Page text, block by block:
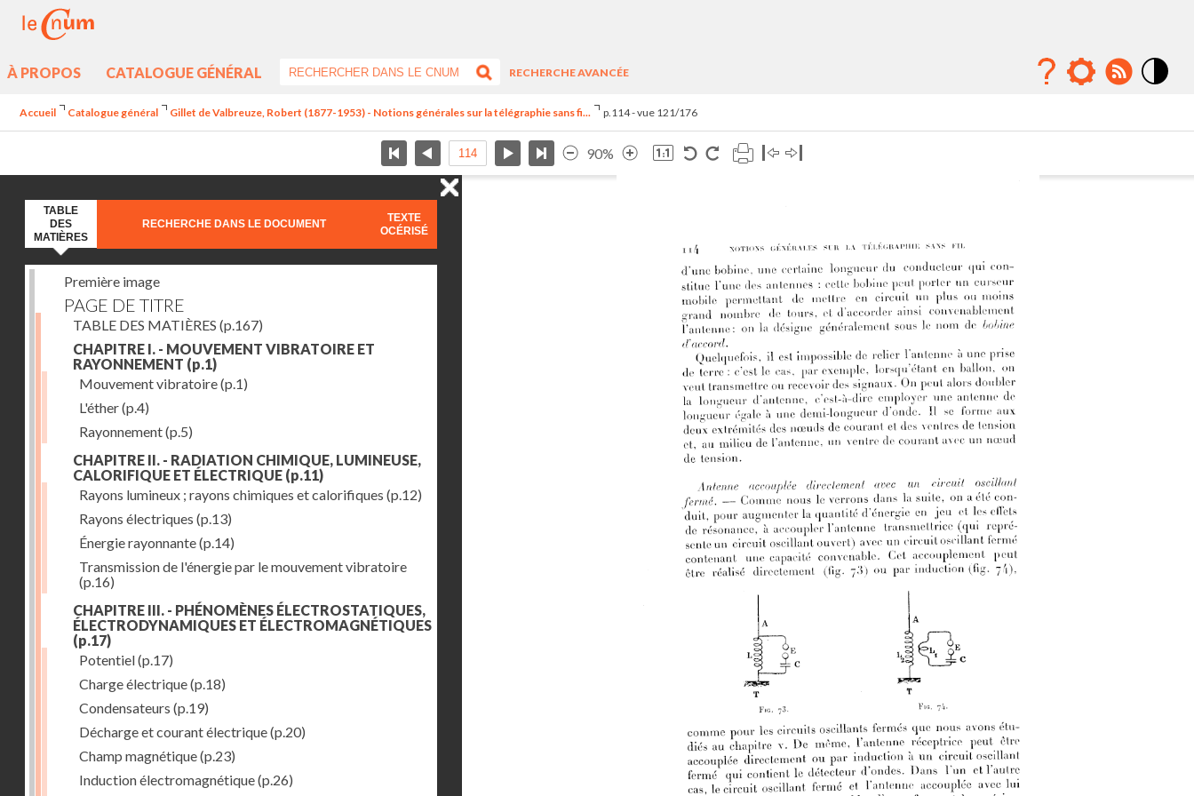
À PROPOS CATALOGUE GÉNÉRAL
RECHERCHE AVANCÉE
Accueil Catalogue général Gillet de Valbreuze, Robert (1877-1953) - Notions générales sur la télégraphie sans fi... p.114 - vue 121/176
90%
TABLE
DES
MATIÈRES
RECHERCHE DANS LE DOCUMENT
TEXTE
OCÉRISÉ
Première image
PAGE DE TITRE
TABLE DES MATIÈRES (p.167)
CHAPITRE I. - MOUVEMENT VIBRATOIRE ET
RAYONNEMENT (p.1)
Mouvement vibratoire(p.1)
L'éther(p.4)
Rayonnement(p.5)
CHAPITRE II. - RADIATION CHIMIQUE, LUMINEUSE,
CALORIFIQUE ET ÉLECTRIQUE (p.11)
Rayons lumineux ; rayons chimiques et calorifiques (p.12)
Rayons électriques (p.13)
Énergie rayonnante(p.14)
Transmission de l'énergie par le mouvement vibratoire
(p.16)
CHAPITRE III. - PHÉNOMÈNES ÉLECTROSTATIQUES,
ÉLECTRODYNAMIQUES ET ÉLECTROMAGNÉTIQUES
(p.17)
Potentiel(p.17)
Charge électrique(p.18)
Condensateurs (p.19)
Décharge et courant électrique(p.20)
Champ magnétique(p.23)
Induction électromagnétique(p.26)